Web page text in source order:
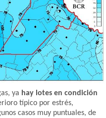
ya hay lotes en condición
típico por estrés,
casos muy puntuales, de